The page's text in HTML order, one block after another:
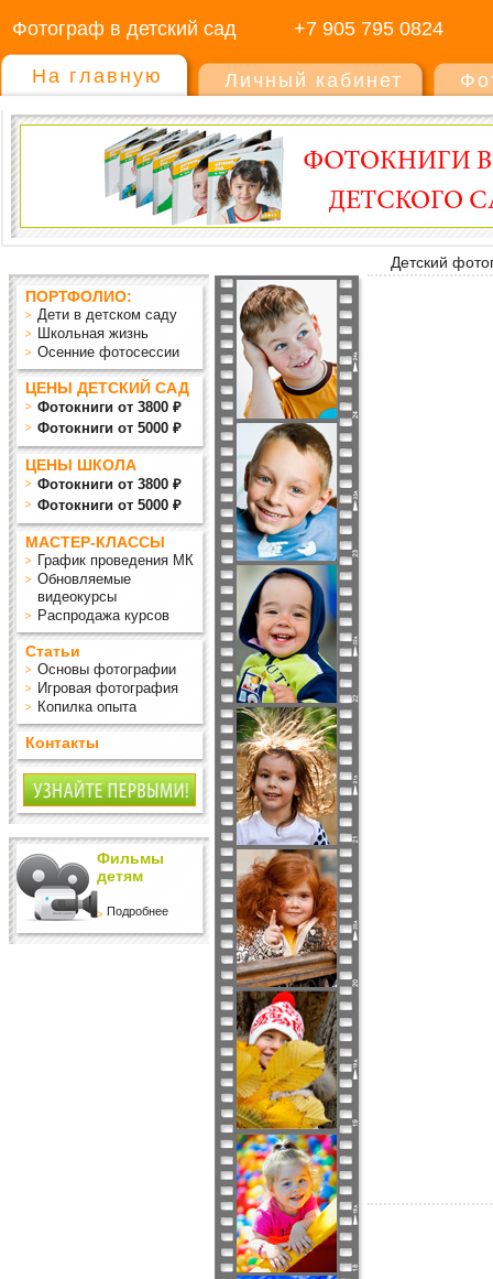
Фотограф в детский сад +7 905 795 0824
На главную Личный кабинет
Детский
ПОРТФОЛИО:
Дети в детском саду
Школьная жизнь
Осенние фотосессии
ЦЕНЫ ДЕТСКИЙ САД
Фотокниги от 3800 ₽
Фотокниги от 5000 ₽
ЦЕНЫ ШКОЛА
Фотокниги от 3800 ₽
Фотокниги от 5000 ₽
МАСТЕР-КЛАССЫ
График проведения МК
Обновляемые
видеокурсы
Распродажа курсов
Статьи
Основы фотографии
Игровая фотография
Копилка опыта
Контакты
Фильмы
детям
Подробнее